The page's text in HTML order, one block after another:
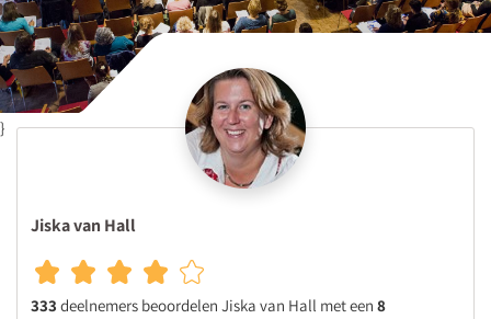
}
Jiska van Hall
333 deelnemers beoordelen Jiska van Hall met een 8